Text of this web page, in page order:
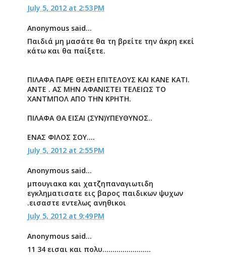
July 5, 2012 at 2:53 PM
Anonymous said...
Παιδιά μη μασάτε θα τη βρείτε την άκρη εκεί
κάτω και θα παίξετε.
ΠΙΛΑΦΑ ΠΑΡΕ ΘΕΣΗ ΕΠΙΤΕΛΟΥΣ ΚΑΙ ΚΑΝΕ ΚΑΤΙ.
ΑΝΤΕ . ΑΣ ΜΗΝ ΑΦΑΝΙΣΤΕΙ ΤΕΛΕΙΩΣ ΤΟ
ΧΑΝΤΜΠΟΛ ΑΠΟ ΤΗΝ ΚΡΗΤΗ.
ΠΙΛΑΦΑ ΘΑ ΕΙΣΑΙ (ΣΥΝ)ΥΠΕΥΘΥΝΟΣ..
ΕΝΑΣ ΦΙΛΟΣ ΣΟΥ....
July 5, 2012 at 2:55 PM
Anonymous said...
μπουγιακα και χατζηπαναγιωτιδη
εγκληματισατε εις βαρος παιδικων ψυχων
.εισαστε εντελως ανηθικοι
July 5, 2012 at 9:49 PM
Anonymous said...
11 34 εισαι και πολυ........................